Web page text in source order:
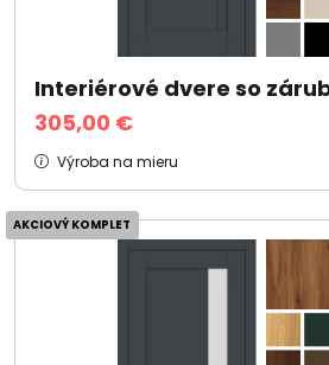
Interiérové dvere so
305,00 €
Výroba na mieru
AKCIOVÝ KOMPLET